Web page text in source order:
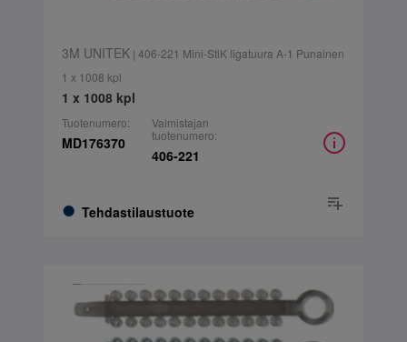
3M UNITEK| 406-221 Mini-StiK ligatuura A-1 Punainen
1 x 1008 kpl
1 x 1008 kpl
Tuotenumero:
MD176370
Tehdastilaustuote
Valmistajan
tuotenumero:
406-221